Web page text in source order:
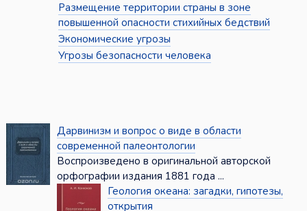
Размещение территории страны в зоне
повышенной опасности стихийных бедствий
Экономические угрозы
Угрозы безопасности человека
Дарвинизм и вопрос о виде в области
современной палеонтологии
Воспроизведено в оригинальной авторской
орфографии издания 1881 года ...
Геология океана: загадки, гипотезы,
открытия